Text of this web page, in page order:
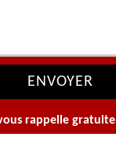
rappelle